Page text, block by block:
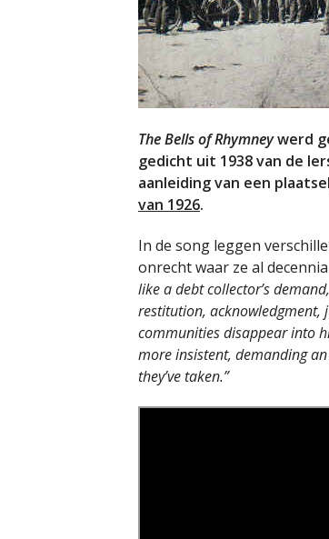
The Bells of Rhymneywerd
gedicht uit 1938 van de
aanleiding van een
van 1926.
In de song leggen
onrecht waar ze al
like a debt collector’s
restitution, acknowledgment,
communities disappear into
more insistent, demanding
they’ve taken.”